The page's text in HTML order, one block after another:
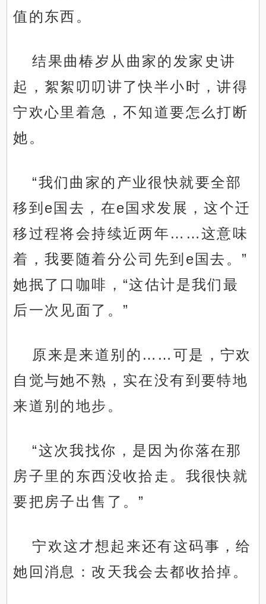
值的东西。
结果曲椿岁从曲家的发家史讲
起，絮絮叨叨讲了快半小时，讲得
宁欢心里着急，不知道要怎么打断
她。
“我们曲家的产业很快就要全部
移到e国去，在e国求发展，这个迁
移过程将会持续近两年……这意味
着，我要随着分公司先到e国去。”
她抿了口咖啡，“这估计是我们最
后一次见面了。”
原来是来道别的……可是，宁欢
自觉与她不熟，实在没有到要特地
来道别的地步。
“这次我找你，是因为你落在那
房子里的东西没收拾走。我很快就
要把房子出售了。”
宁欢这才想起来还有这码事，给
她回消息：改天我会去都收拾掉。